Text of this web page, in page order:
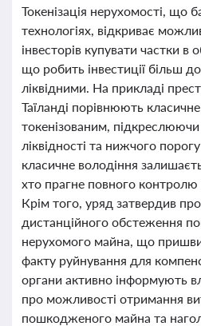
Токенізація нерухомості, що
технологіях, відкриває
інвесторів купувати частки в
що робить інвестиції більш
ліквідними. На прикладі
Таїланді порівнюють
токенізованим, підкреслюючи
ліквідності та нижчого
класичне володіння
хто прагне повного
Крім того, уряд затвердив
дистанційного обстеження
нерухомого майна, що
факту руйнування для
органи активно інформують
про можливості отримання
пошкодженого майна та